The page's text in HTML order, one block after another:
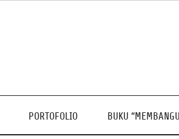
PORTOFOLIO BUKU